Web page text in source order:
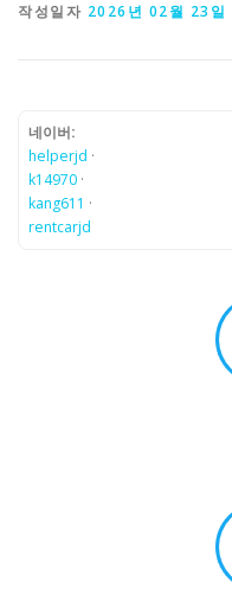
작성일자 2026년 02월 23일
네이버:
helperjd ·
k14970 ·
kang611 ·
rentcarjd